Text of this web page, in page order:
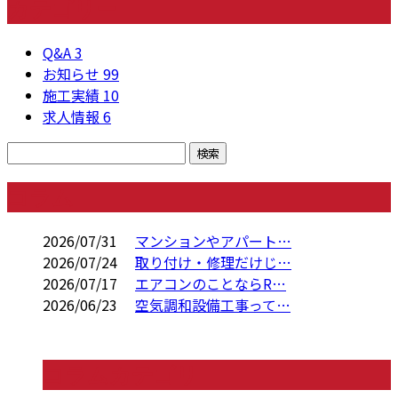
Q&A3
お知らせ 99
施工実績 10
求人情報 6
2026/07/31
マンションやアパート…
2026/07/24
取り付け・修理だけじ…
2026/07/17
エアコンのことならR…
2026/06/23
空気調和設備工事って…